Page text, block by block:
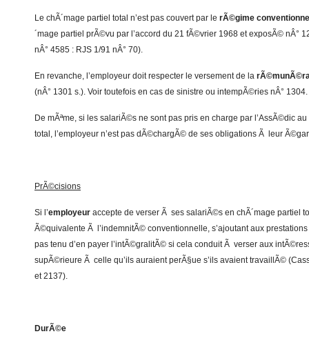
Le chÃ´mage partiel total n’est pas couvert par le rÃ©gime
´mage partiel prÃ©vu par l’accord du 21 fÃ©vrier 1968 et exposÃ© nÂ°
nÂ° 4585 : RJS 1/91 nÂ° 70).
En revanche, l’employeur doit respecter le versement de la
(nÂ° 1301 s.). Voir toutefois en cas de sinistre ou intempÃ©ries nÂ° 1304.
De mÃªme, si les salariÃ©s ne sont pas pris en charge par l’AssÃ©dic
total, l’employeur n’est pas dÃ©chargÃ© de ses obligations Ã leur
PrÃ©cisions
Si l’employeur accepte de verser Ã ses salariÃ©s en chÃ´mage partiel
Ã©quivalente Ã l’indemnitÃ© conventionnelle, s’ajoutant aux prestations
pas tenu d’en payer l’intÃ©gralitÃ© si cela conduit Ã verser aux
supÃ©rieure Ã celle qu’ils auraient perÃ§ue s’ils avaient travaillÃ©
et 2137).
DurÃ©e